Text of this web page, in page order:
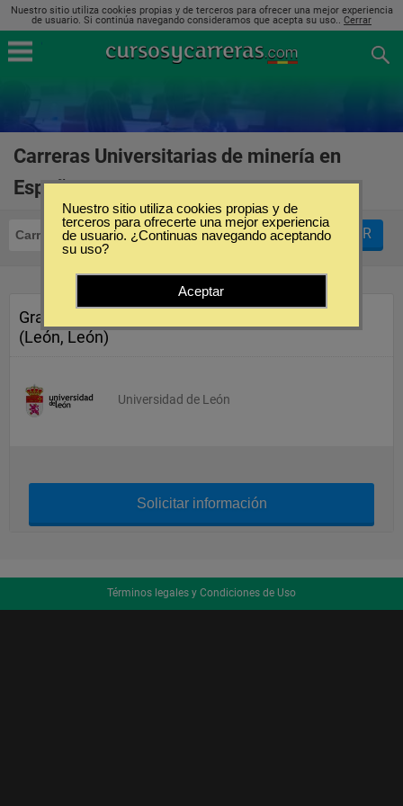
Nuestro sitio utiliza cookies propias y de terceros para ofrecer una mejor experiencia
de usuario. Si continúa navegando consideramos que acepta su uso.. Cerrar
Carreras Universitarias de minería en
España
Carreras Universitarias Minería FILTRAR
Grado en Ingeniería Minera
(León, León)
Universidad de León
Solicitar información
Términos legales y Condiciones de Uso
Nuestro sitio utiliza cookies propias y de
terceros para ofrecerte una mejor experiencia
de usuario. ¿Continuas navegando aceptando
su uso?
Aceptar